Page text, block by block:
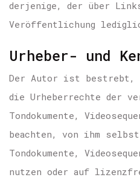
derjenige, der über
Veröffentlichung
Urheber- und
Der Autor ist bestrebt,
die Urheberrechte der
Tondokumente,
beachten, von ihm
Tondokumente,
nutzen oder auf